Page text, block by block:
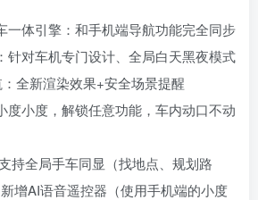
一体引擎：和手机端导航功能完全同步
针对车机专门设计、全局白天黑夜模式
全新渲染效果+安全场景提醒
度小度，解锁任意功能，车内动口不动
持全局手车同显（找地点、规划路
增AI语音遥控器（使用手机端的小度